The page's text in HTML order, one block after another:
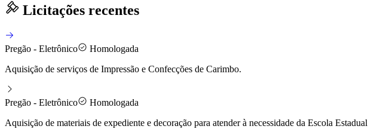
Licitações recentes
Pregão - Eletrônico
Homologada
Aquisição de serviços de Impressão e Confecções de Carimbo.
Pregão - Eletrônico
Homologada
Aquisição de materiais de expediente e decoração para atender à necessidade da Escola